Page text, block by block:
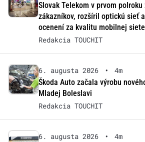
Slovak Telekom v prvom
zákazníkov, rozšíril optickú sieť
ocenení za kvalitu mobilnej siete
Redakcia TOUCHIT
6. augusta 2026 •
4m
Škoda Auto začala výrobu
Mladej Boleslavi
Redakcia TOUCHIT
6. augusta 2026 •
4m